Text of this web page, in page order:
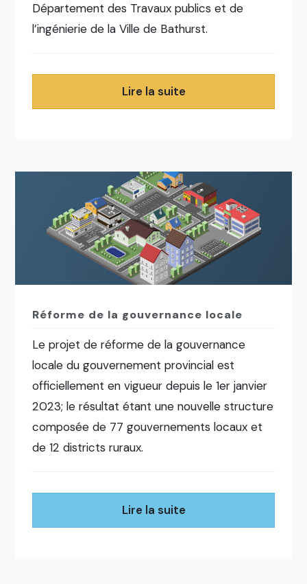
Département des Travaux publics et de
l’ingénierie de la Ville de Bathurst.
Lire la suite
Réforme de la gouvernance locale
Le projet de réforme de la gouvernance
locale du gouvernement provincial est
officiellement en vigueur depuis le 1er janvier
2023; le résultat étant une nouvelle structure
composée de 77 gouvernements locaux et
de 12 districts ruraux.
Lire la suite